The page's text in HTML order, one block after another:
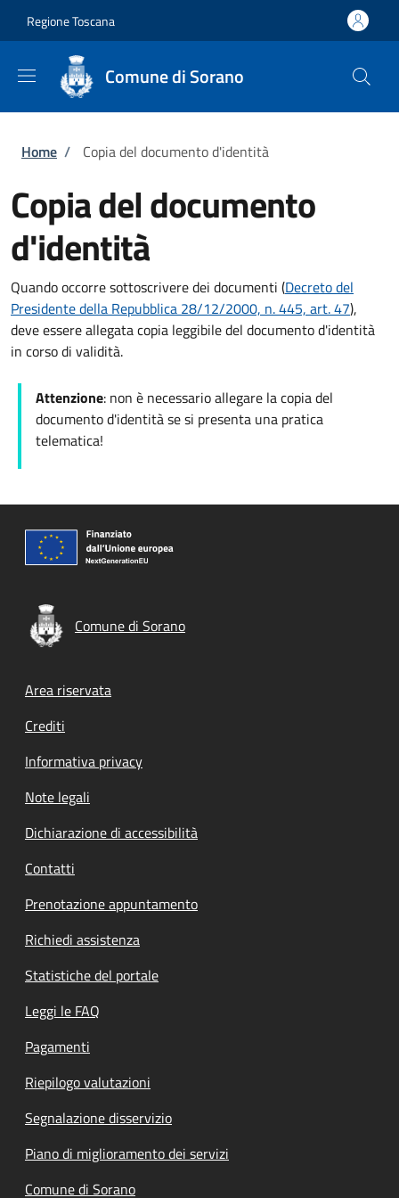
Regione Toscana
Comune di Sorano
Briciole di pane
Home / Copia del documento d'identità
Copia del documento
d'identità
Quando occorre sottoscrivere dei documenti (Decreto del
Presidente della Repubblica 28/12/2000, n. 445, art. 47),
deve essere allegata copia leggibile del documento d'identità
in corso di validità.
Attenzione: non è necessario allegare la copia del
documento d'identità se si presenta una pratica
telematica!
Comune di Sorano
Footer menu
Area riservata
Crediti
Informativa privacy
Note legali
Dichiarazione di accessibilità
Contatti
Prenotazione appuntamento
Richiedi assistenza
Statistiche del portale
Leggi le FAQ
Pagamenti
Riepilogo valutazioni
Segnalazione disservizio
Piano di miglioramento dei servizi
Comune di Sorano